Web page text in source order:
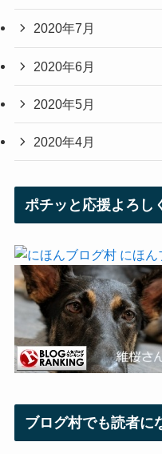
2020年7月
2020年6月
2020年5月
2020年4月
ポチッと応援よろし
ブログ村でも読者に